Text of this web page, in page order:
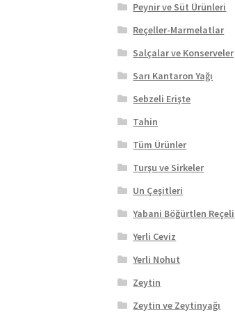
Peynir ve Süt Ürünleri
Reçeller-Marmelatlar
Salçalar ve Konserveler
Sarı Kantaron Yağı
Sebzeli Erişte
Tahin
Tüm Ürünler
Turşu ve Sirkeler
Un Çeşitleri
Yabani Böğürtlen Reçeli
Yerli Ceviz
Yerli Nohut
Zeytin
Zeytin ve Zeytinyağı